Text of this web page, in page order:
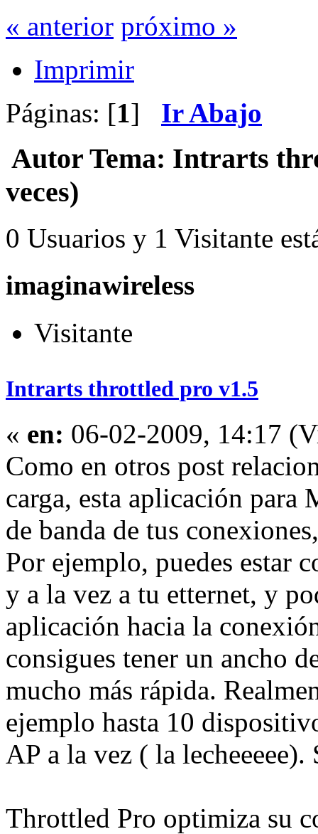
« anterior próximo »
Imprimir
Páginas: [1] Ir Abajo
Autor Tema: Intrarts
veces)
0 Usuarios y 1 Visitante
imaginawireless
Visitante
Intrarts throttled pro v1.5
« en: 06-02-2009, 14:17
Como en otros post
carga, esta aplicación
de banda de tus
Por ejemplo, puedes estar
y a la vez a tu etternet, y
aplicación hacia la
consigues tener un ancho
mucho más rápida.
ejemplo hasta 10
AP a la vez ( la
Throttled Pro optimiza su